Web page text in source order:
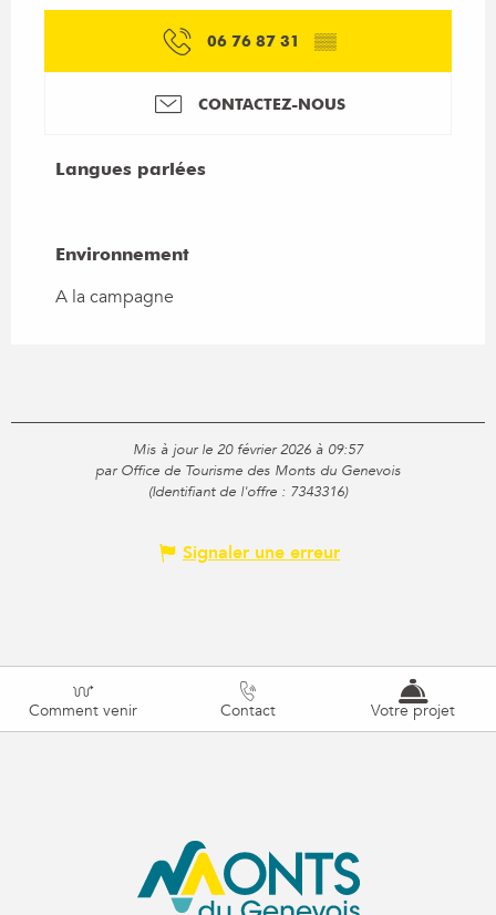
06 76 87 31 ▒▒
CONTACTEZ-NOUS
Langues parlées
Langues parlées
Environnement
Environnement
A la campagne
Mis à jour le 20 février 2026 à 09:57
par Office de Tourisme des Monts du Genevois
(Identifiant de l'offre : 7343316)
Signaler une erreur
Comment venir Contact Votre projet